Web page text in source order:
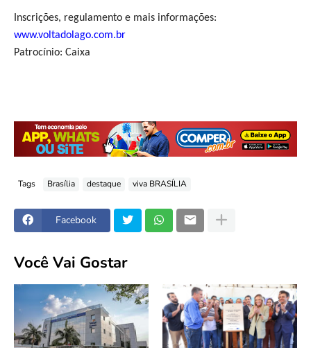
Inscrições, regulamento e mais informações:
www.voltadolago.com.br
Patrocínio: Caixa
Tags Brasília destaque viva BRASÍLIA
Facebook
Você Vai Gostar